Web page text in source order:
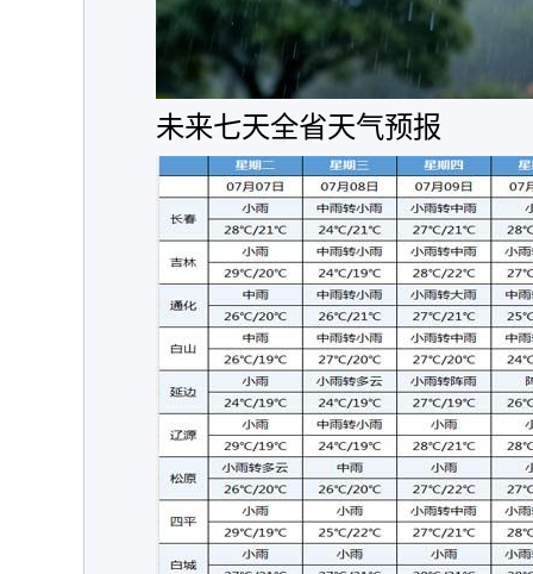
未来七天全省天气预报